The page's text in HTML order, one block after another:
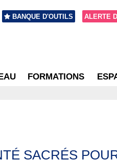
BANQUE D'OUTILS ALERTE
FORMATIONS
SACRÉS